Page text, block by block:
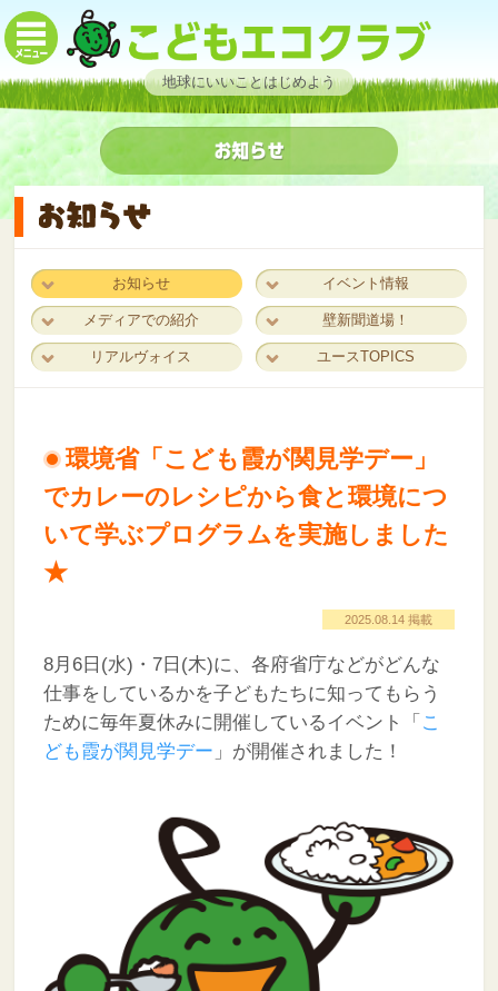
地球にいいことはじめよう
お知らせ イベント情報
メディアでの紹介 壁新聞道場！
リアルヴォイス ユースTOPICS
環境省「こども霞が関見学デー」
でカレーのレシピから食と環境につ
いて学ぶプログラムを実施しました
★
2025.08.14 掲載
8月6日(水)・7日(木)に、各府省庁などがどんな
仕事をしているかを子どもたちに知ってもらう
ために毎年夏休みに開催しているイベント「 こ
ども霞が関見学デー 」が開催されました！